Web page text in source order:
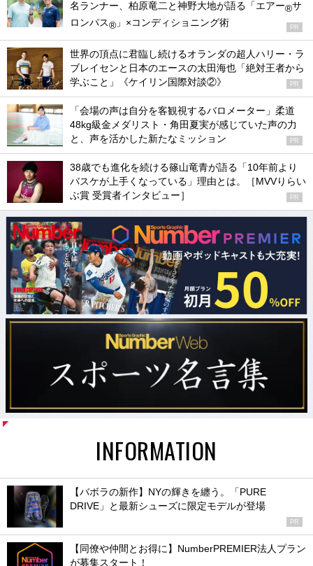
名ランナー、柏原竜二と神野大地が語る「エアー®サ
ロンパス® 」×コンディショニング術 PR
世界の頂点に君臨し続けるオランダの超人ハリー・ラ
ブレイセンと日本のエースの太田海也「絶対王者から
学ぶこと」《ケイリン国際対談②》
PR
「会場の声は自分を客観視するバロメーター」柔道
48kg級金メダリスト・角田夏実が感じていた声の力
と、声を活かした新たなミッション
PR
38歳でも進化を続ける篠山竜青が語る「10年前より
バスケが上手くなっている」理由とは。［MVVりらい
ぶ賞 受賞者インタビュー］
PR
INFORMATION
【バボラの新作】NYの輝きを纏う。「PURE
DRIVE」と最新シューズに限定モデルが登場
PR
【同僚や仲間とお得に】NumberPREMIER法人プラン
が募集スタート！